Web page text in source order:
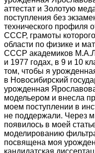
аттестат и Золотую
поступления без
технического профиля
СССР, грамоты
области по физике и
СССР академиков
и 1977 годах, в 9 и 10
том, чтобы я
в Новосибирский
урожденная
модельером и внесла
моем поступлении в
не поддержали. Через
появилось в моей
моделированию
посвящена моя
кандидатская